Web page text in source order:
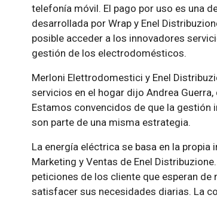
telefonía móvil. El pago por uso es una
desarrollada por Wrap y Enel
posible acceder a los innovadores
gestión de los electrodomésticos.
Merloni Elettrodomestici y Enel
servicios en el hogar dijo Andrea
Estamos convencidos de que la
son parte de una misma estrategia.
La energía eléctrica se basa en la
Marketing y Ventas de Enel
peticiones de los cliente que esperan
satisfacer sus necesidades diarias. La